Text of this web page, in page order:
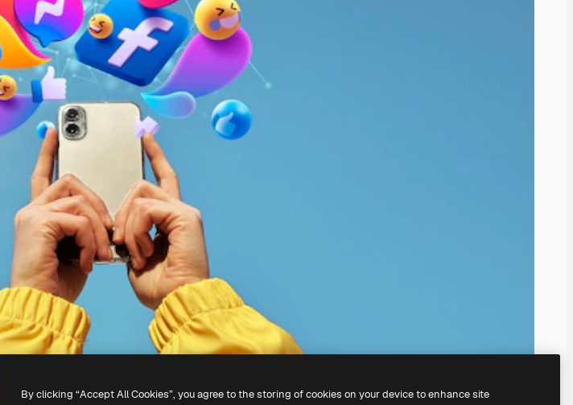
By clicking “Accept All Cookies”, you agree to the storing of cookies on your device to enhance site